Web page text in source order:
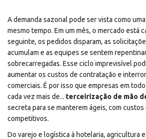
A demanda sazonal pode ser vista como
mesmo tempo. Em um mês, o mercado está
seguinte, os pedidos disparam, as
acumulam e as equipes se sentem
sobrecarregadas. Esse ciclo imprevisível
aumentar os custos de contratação e
comerciais. É por isso que empresas em
cada vez mais de... terceirização de mão
secreta para se manterem ágeis, com
competitivos.
Do varejo e logística à hotelaria, agricultura